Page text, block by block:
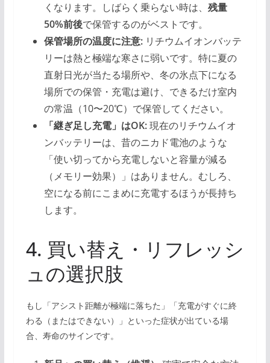
くなります。しばらく乗らない時は、 残量
50%前後で保管するのがベストです。
保管場所の温度に注意:リチウムイオンバッテ
リーは熱と極端な寒さに弱いです。特に夏の
直射日光が当たる場所や、冬の氷点下になる
場所での保管・充電は避け、できるだけ室内
の常温（10〜20℃）で保管してください。
「継ぎ足し充電」はOK:現在のリチウムイオ
ンバッテリーは、昔のニカド電池のような
「使い切ってから充電しないと容量が減る
（メモリー効果）」はありません。むしろ、
空になる前にこまめに充電するほうが長持ち
します。
4. 買い替え・リフレッシ
ュの選択肢
もし「アシスト距離が極端に落ちた」「充電がすぐに終
わる（またはできない）」といった症状が出ている場
合、寿命のサインです。